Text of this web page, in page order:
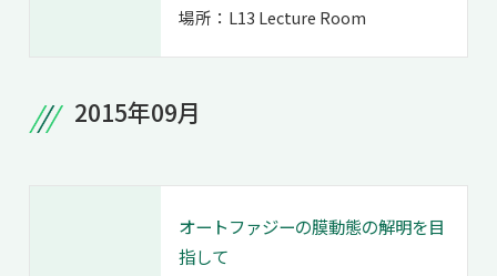
場所：L13 Lecture Room
2015年09月
オートファジーの膜動態の解明を目
指して